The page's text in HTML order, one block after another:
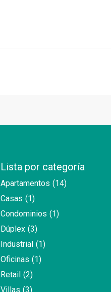
Lista por categoría
Apartamentos (14)
Casas (1)
Condominios (1)
Dúplex (3)
Industrial (1)
Oficinas (1)
Retail (2)
Villas (3)